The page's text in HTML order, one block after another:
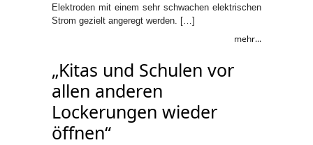
Elektroden mit einem sehr schwachen elektrischen
Strom gezielt angeregt werden. […]
mehr...
„Kitas und Schulen vor
allen anderen
Lockerungen wieder
öffnen“